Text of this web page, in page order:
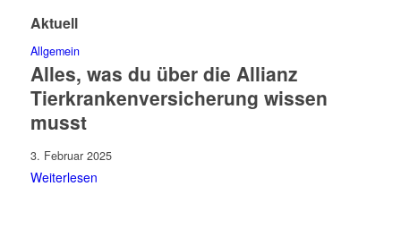
Aktuell
Allgemein
Alles, was du über die Allianz
Tierkrankenversicherung wissen
musst
3. Februar 2025
Weiterlesen